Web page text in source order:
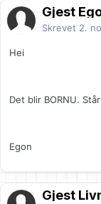
Gjest
Skrevet 2.
Hei
Det blir BORNU.
Egon
Gjest